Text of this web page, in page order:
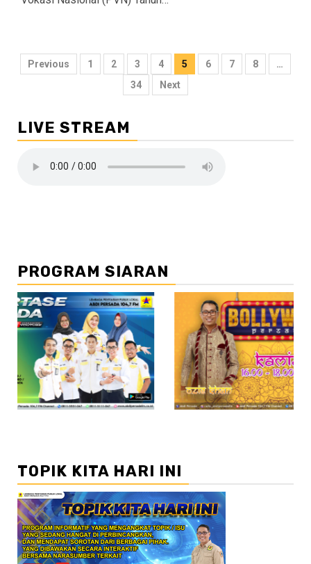
Navigasi
Previous 1 2 3 4 5 6 7 8
…
34
Next
LIVE STREAM
PROGRAM SIARAN
//2 //3
TOPIK KITA HARI INI